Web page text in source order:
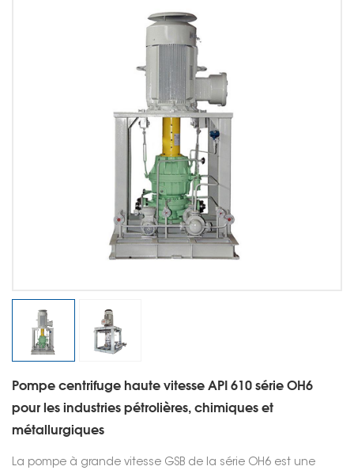
Pompe centrifuge haute vitesse API 610 série OH6
pour les industries pétrolières, chimiques et
métallurgiques
La pompe à grande vitesse GSB de la série OH6 est une